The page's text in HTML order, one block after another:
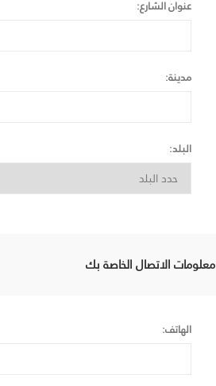
عنوان الشارع:
مدينة:
البلد:
معلومات الاتصال الخاصة بك
الهاتف: